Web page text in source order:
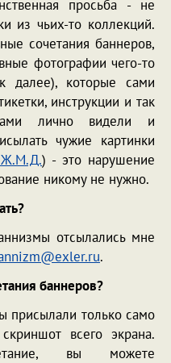
просьба - не
из чьих-то коллекций.
сочетания баннеров,
фотографии чего-то
далее), которые сами
инструкции и так
лично видели и
чужие картинки
) - это нарушение
никому не нужно.
отсылались мне
.
баннеров?
присылали только само
всего экрана.
вы можете